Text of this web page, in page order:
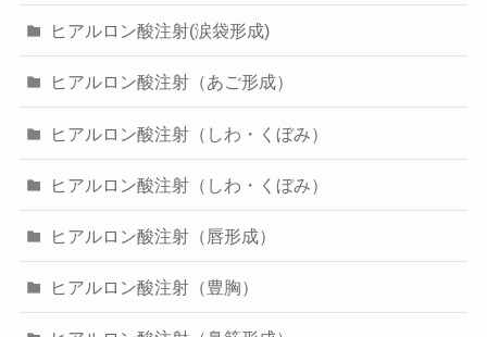
ヒアルロン酸注射(涙袋形成)
ヒアルロン酸注射（あご形成）
ヒアルロン酸注射（しわ・くぼみ）
ヒアルロン酸注射（しわ・くぼみ）
ヒアルロン酸注射（唇形成）
ヒアルロン酸注射（豊胸）